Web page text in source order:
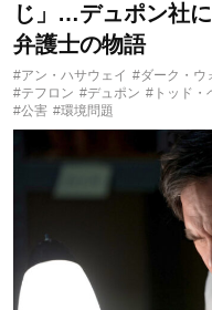
じ」…デュポン社
弁護士の物語
#アン・ハサウェイ #ダーク・ウ
#テフロン #デュポン #トッド・
#公害 #環境問題